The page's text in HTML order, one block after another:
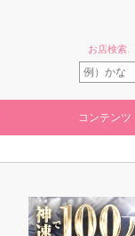
お店検索
コンテンツ